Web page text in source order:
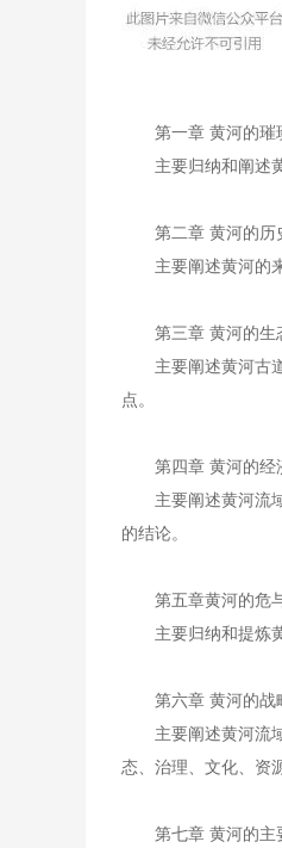
第一章 黄河的璀
主要归纳和阐述
第二章 黄河的历
主要阐述黄河的
第三章 黄河的生
主要阐述黄河古
点。
第四章 黄河的经
主要阐述黄河流
的结论。
第五章黄河的危
主要归纳和提炼
第六章 黄河的战
主要阐述黄河流
态、治理、文化、资
第七章 黄河的主